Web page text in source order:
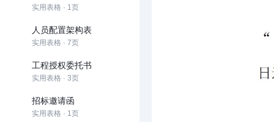
实用表格 · 1页
人员配置架构表
实用表格 · 7页
工程授权委托书
实用表格 · 3页
招标邀请函
实用表格 · 1页